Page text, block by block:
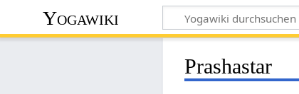
Yogawiki
Prashastar